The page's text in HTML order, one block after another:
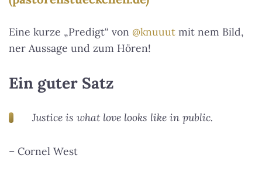
Eine kurze „Predigt“ von @knuuut mit nem Bild,
ner Aussage und zum Hören!
Ein guter Satz
Justice is what love looks like in public.
– Cornel West